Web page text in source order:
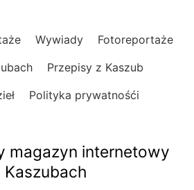
Wywiady
Fotoreportaże
Przepisy z Kaszub
Polityka prywatnośći
magazyn internetowy
Kaszubach